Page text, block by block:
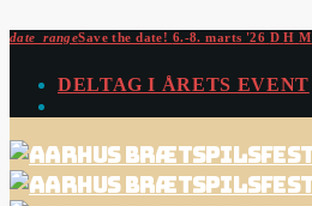
date_rangeSave the date! 6.-8. marts '26 D H M
DELTAG I ÅRETS EVENT